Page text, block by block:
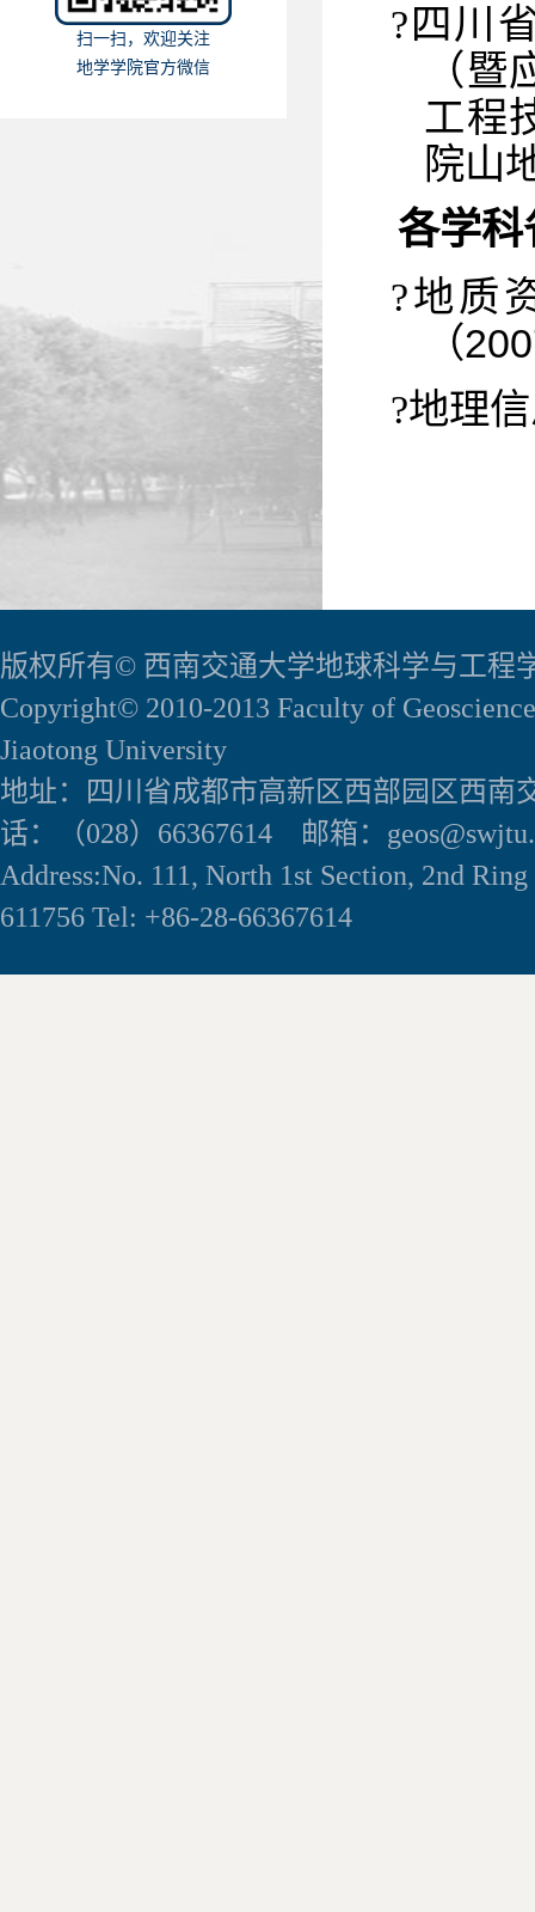
扫一扫，欢迎关注
地学学院官方微信
? 四川
（
工程
院山
各学科
?地质
（
?地理
版权所有© 西南交通大学地球科学与工程
Copyright© 2010-2013 Faculty of
Jiaotong University
地址：四川省成都市高新区西部园区
话：（028）66367614 邮箱：
Address:No. 111, North 1st Section, 2nd
611756 Tel: +86-28-66367614